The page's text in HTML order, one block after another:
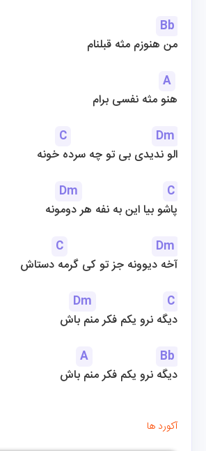
Bb
من هنوزم مثه قبلنام
A
هنو مثه نفسی برام
C
Dm
الو ندیدی بی تو چه سرده خونه
Dm
C
پاشو بیا این به نفه هر دومونه
C
Dm
آخه دیوونه جز تو کی گرمه دستاش
Dm
C
دیگه نرو یکم فکر منم باش
A
Bb
دیگه نرو یکم فکر منم باش
آکورد ها